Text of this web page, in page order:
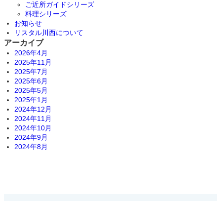
ご近所ガイドシリーズ
料理シリーズ
お知らせ
リスタル川西について
アーカイブ
2026年4月
2025年11月
2025年7月
2025年6月
2025年5月
2025年1月
2024年12月
2024年11月
2024年10月
2024年9月
2024年8月